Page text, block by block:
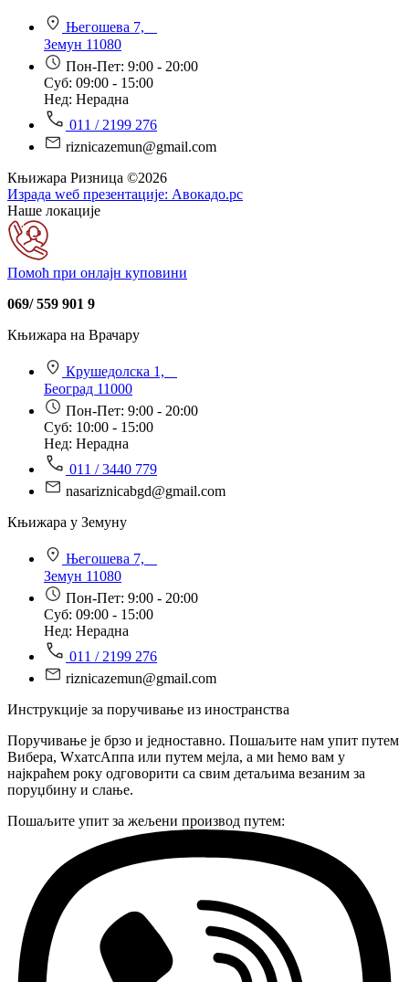
Његошева 7,
Земун 11080
Пон-Пет: 9:00 - 20:00
Суб: 09:00 - 15:00
Нед: Нерадна
011 / 2199 276
riznicazemun@gmail.com
Књижара Ризница ©️2026
Израда wеб презентације: Авокадо.рс
Наше локације
Помоћ при онлајн куповини
069/ 559 901 9
Књижара на Врачару
Крушедолска 1,
Београд 11000
Пон-Пет: 9:00 - 20:00
Суб: 10:00 - 15:00
Нед: Нерадна
011 / 3440 779
nasariznicabgd@gmail.com
Књижара у Земуну
Његошева 7,
Земун 11080
Пон-Пет: 9:00 - 20:00
Суб: 09:00 - 15:00
Нед: Нерадна
011 / 2199 276
riznicazemun@gmail.com
Инструкције за поручивање из иностранства
Поручивање је брзо и једноставно. Пошаљите нам упит путем
Вибера, WхатсАппа или путем мејла, а ми ћемо вам у
најкраћем року одговорити са свим детаљима везаним за
поруџбину и слање.
Пошаљите упит за жељени производ путем: